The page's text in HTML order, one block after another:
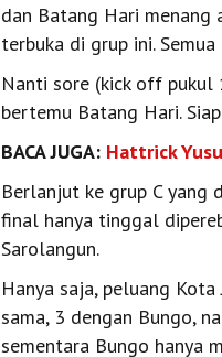
dan Batang Hari menang
terbuka di grup ini.
Nanti sore (kick off pukul
bertemu Batang Hari.
BACA JUGA: Hattrick
Berlanjut ke grup C yang
final hanya tinggal
Sarolangun.
Hanya saja, peluang
sama, 3 dengan Bungo,
sementara Bungo hanya